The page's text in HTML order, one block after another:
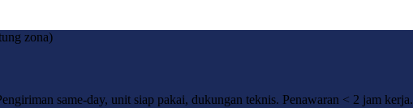
zona)
same-day, unit siap pakai, dukungan teknis. Penawaran < 2 jam kerja.